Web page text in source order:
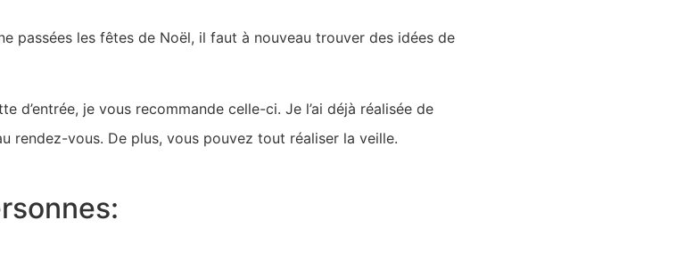
passées les fêtes de Noël, il faut à nouveau trouver des idées de
d’entrée, je vous recommande celle-ci. Je l’ai déjà réalisée de
rendez-vous. De plus, vous pouvez tout réaliser la veille.